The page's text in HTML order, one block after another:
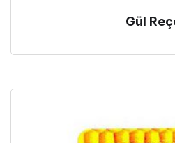
Gül